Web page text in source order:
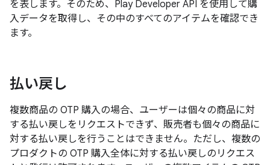
を表します。そのため、Play Developer API を使用して購
入データを取得し、その中のすべてのアイテムを確認でき
ます。
払い戻し
複数商品の OTP 購入の場合、ユーザーは個々の商品に対
する払い戻しをリクエストできず、販売者も個々の商品に
対する払い戻しを行うことはできません。ただし、複数の
プロダクトの OTP 購入全体に対する払い戻しのリクエス